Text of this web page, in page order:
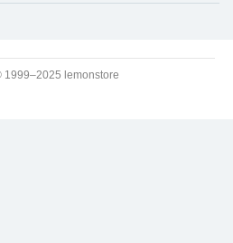
lemonstore